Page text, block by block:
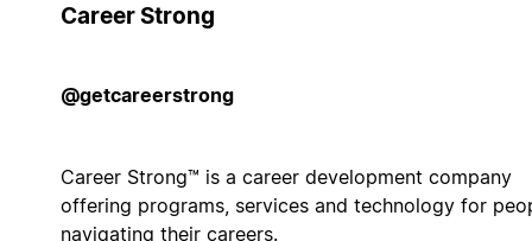
Career Strong
@getcareerstrong
Career Strong™ is a career development company
offering programs, services and technology for
navigating their careers.